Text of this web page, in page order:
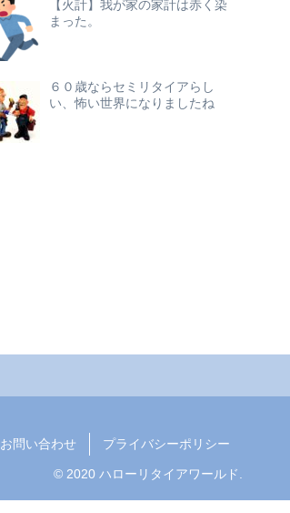
【火計】我が家の家計は赤く染
まった。
６０歳ならセミリタイアらし
い、怖い世界になりましたね
お問い合わせ プライバシーポリシー
© 2020 ハローリタイアワールド.